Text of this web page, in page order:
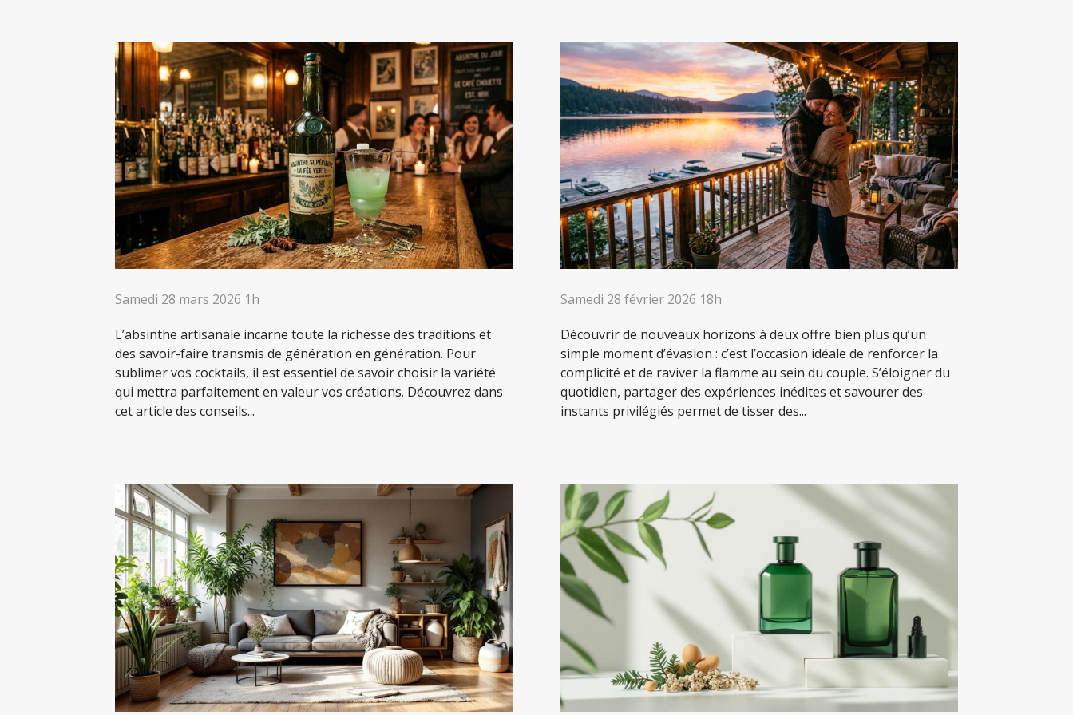
Samedi 28 mars 2026 1h
L’absinthe artisanale incarne toute la richesse des traditions et
des savoir-faire transmis de génération en génération. Pour
sublimer vos cocktails, il est essentiel de savoir choisir la variété
qui mettra parfaitement en valeur vos créations. Découvrez dans
cet article des conseils...
Samedi 28 février 2026 18h
Découvrir de nouveaux horizons à deux offre bien plus qu’un
simple moment d’évasion : c’est l’occasion idéale de renforcer la
complicité et de raviver la flamme au sein du couple. S’éloigner du
quotidien, partager des expériences inédites et savourer des
instants privilégiés permet de tisser des...